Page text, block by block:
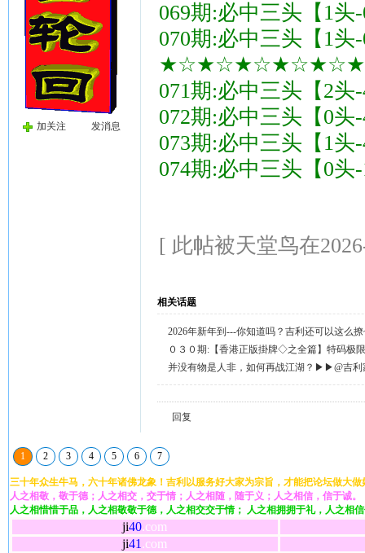
加关注 发消息
069期:必中三头【1头
070期:必中三头【1头
071期:必中三头【2头
072期:必中三头【0头
073期:必中三头【1头
074期:必中三头【0头
[ 此帖被天堂鸟在
相关话题
2026年新年到---你知道吗？吉利还可以这么
天天送58元宝，只需签到就有。
０３０期:【香港正版掛牌◇之全篇】特码极
整正版◇综合资料】←已更新.
并没有物是人非，如何再战江湖？▶▶@吉利
回复留言◀◀
回复
1 2 3 4 5 6 7
三十年众生牛马，六十年诸佛龙象！吉利以服务好大家为宗旨，才能把论坛做大做
人之相敬，敬于德；人之相交，交于情；人之相随，随于义；人之相信，信于诚。
人之相惜惜于品，人之相敬敬于德，人之相交交于情； 人之相拥拥于礼，人之相
ji40.com
ji41 .com